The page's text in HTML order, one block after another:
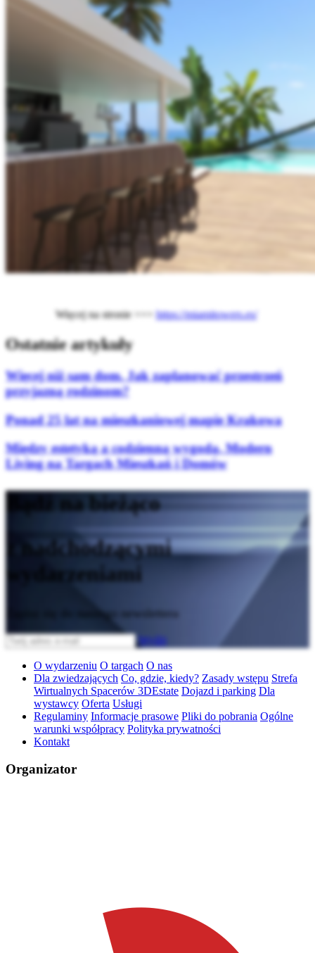
Więcej na stronie >>>https://miamitowers.es/
Ostatnie artykuły
Więcej niż sam dom. Jak zaplanować przestrzeń
przyjazną rodzinom?
Ponad 25 lat na mieszkaniowej mapie Krakowa
Między estetyką a codzienną wygodą. Modern
Living na Targach Mieszkań i Domów
Bądź na bieżąco
z nadchodzącymi
wydarzeniami
Zapisz się do naszego newslettera
Wyślij
O wydarzeniu O targach O nas
Dla zwiedzających Co, gdzie, kiedy? Zasady wstępu Strefa
Wirtualnych Spacerów 3DEstate Dojazd i parking Dla
wystawcy Oferta Usługi
Regulaminy Informacje prasowe Pliki do pobrania Ogólne
warunki współpracy Polityka prywatności
Kontakt
Organizator